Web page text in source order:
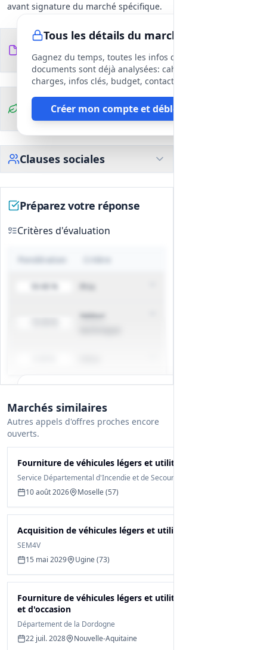
avant signature du marché spécifique.
Tous les détails du marché
Gagnez du temps, toutes les infos des
documents sont déjà analysées: cahier des
charges, infos clés, budget, contact, etc
Créer mon compte et débloquer
Documents du
DCE
fichiers
Clauses
environnementales
Clauses sociales
Préparez votre réponse
Critères d'évaluation
Pondération Critère
Prix
Valeur
Gagnez du temps, toutes les infos des
documents sont déjà analysées: cahier des
Créer mon compte et débloquer
Marchés similaires
Autres appels d'offres proches encore
ouverts.
Fourniture de véhicules légers et utilitaires
Service Départemental d'Incendie et de Secours de la Moselle
10 août 2026
Moselle (57)
Acquisition de véhicules légers et utilitaires
SEM4V
15 mai 2029
Ugine (73)
Fourniture de véhicules légers et utilitaires neufs
et d'occasion
Département de la Dordogne
22 juil. 2028
Nouvelle-Aquitaine